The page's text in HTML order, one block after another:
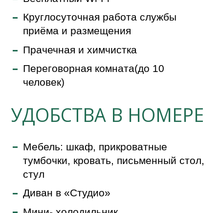
Круглосуточная работа службы
приёма и размещения
Прачечная и химчистка
Переговорная комната(до 10
человек)
УДОБСТВА В НОМЕРЕ
Мебель: шкаф, прикроватные
тумбочки, кровать, письменный стол,
стул
Диван в «Студио»